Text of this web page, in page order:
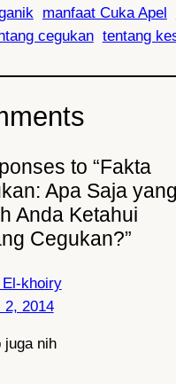
manfaat Cuka Apel
cegukan tentang
to “Fakta
Apa Saja yang
Anda Ketahui
Cegukan?”
khoiry
2, 2014
juga nih